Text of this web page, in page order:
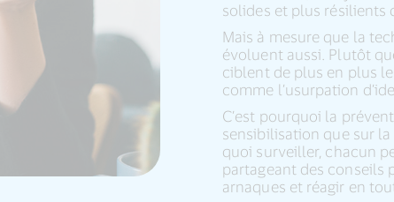
solides et plus résilients
Mais à mesure que la
évoluent aussi. Plutôt
ciblent de plus en plus
comme l’usurpation
C’est pourquoi la
sensibilisation que sur
quoi surveiller, chacun
partageant des conseils
arnaques et réagir en